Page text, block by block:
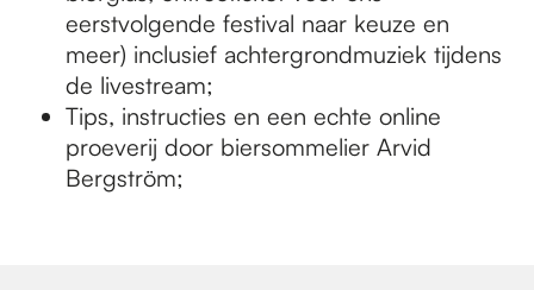
eerstvolgende festival naar keuze en
meer) inclusief achtergrondmuziek tijdens
de livestream;
Tips, instructies en een echte online
proeverij door biersommelier Arvid
Bergström;